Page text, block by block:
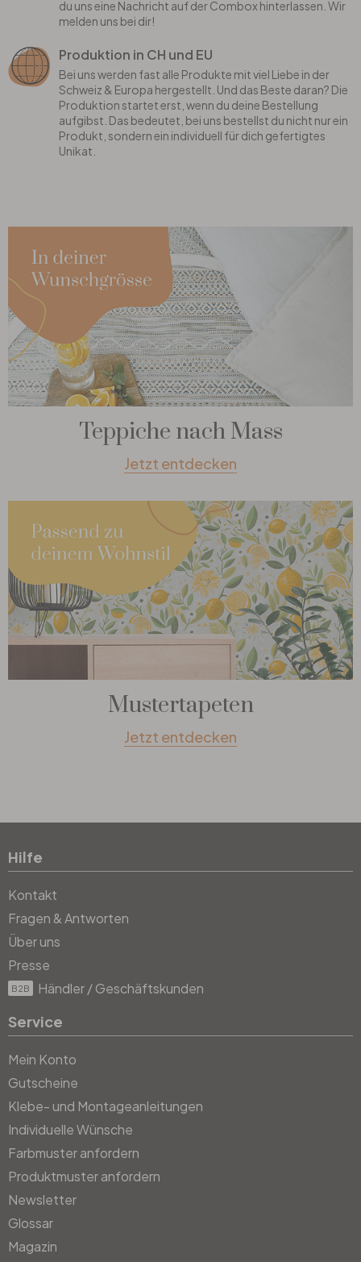
du uns eine Nachricht auf der Combox hinterlassen. Wir
melden uns bei dir!
Produktion in CH und EU
Bei uns werden fast alle Produkte mit viel Liebe in der
Schweiz & Europa hergestellt. Und das Beste daran? Die
Produktion startet erst, wenn du deine Bestellung
aufgibst. Das bedeutet, bei uns bestellst du nicht nur ein
Produkt, sondern ein individuell für dich gefertigtes
Unikat.
Teppiche nach Mass
Jetzt entdecken
Mustertapeten
Jetzt entdecken
Hilfe
Kontakt
Fragen & Antworten
Über uns
Presse
B2B Händler / Geschäftskunden
Service
Mein Konto
Gutscheine
Klebe- und Montageanleitungen
Individuelle Wünsche
Farbmuster anfordern
Produktmuster anfordern
Newsletter
Glossar
Magazin